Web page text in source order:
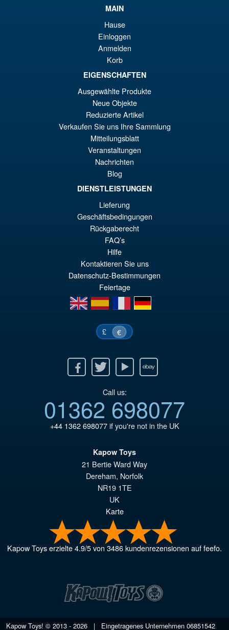
MAIN
Hause
Einloggen
Anmelden
Korb
EIGENSCHAFTEN
Ausgewählte Produkte
Neue Objekte
Reduzierte Artikel
Verkaufen Sie uns Ihre Sammlung
Mitteilungsblatt
Veranstaltungen
Nachrichten
Blog
DIENSTLEISTUNGEN
Lieferung
Geschäftsbedingungen
Rückgaberecht
FAQ’s
Hilfe
Kontaktieren Sie uns
Datenschutz-Bestimmungen
Feiertage
en
es fr de
£ €
Twitter Youtube Ebay
Call us:
01362 698077
+44 1362 698077if you're not in the UK
Kapow Toys
21 Bertie Ward Way
Dereham, Norfolk
NR19 1TE
UK
Karte
Kapow Toyserzielte4.9/5von 3486kundenrezensionen auf feefo.
Kapow Toys! © 2013 - 2026 | Eingetragenes Unternehmen 06851542